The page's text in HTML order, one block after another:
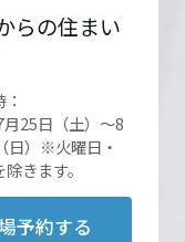
の方
目の最新情報など、住
です。
、持続可能な未来志向
契約者さまとミサワホ
便利・安心なコンテン
配信しています。
らの住まい
25日（土）～8
日）※火曜日・
きます。
予約する
市九番丁15
階Google